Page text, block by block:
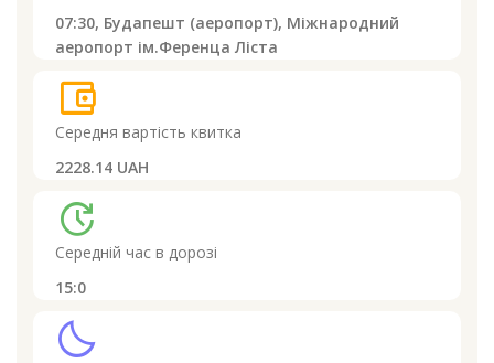
07:30, Будапешт (аеропорт), Міжнародний
аеропорт ім.Ференца Ліста
account_balance_wallet
Середня вартість квитка
2228.14 UAH
update
Середній час в дорозі
15:0
clear_night